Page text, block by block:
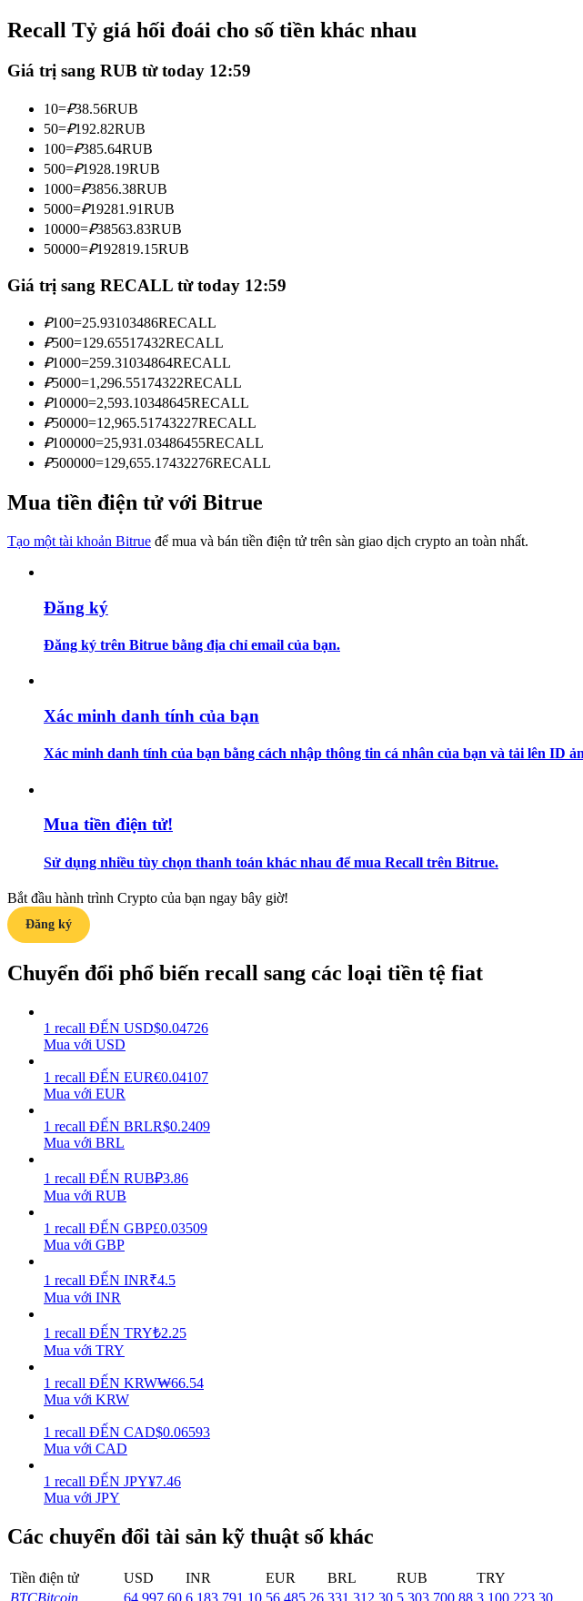
Sao chép Giao dịch
Tham gia cùng các nhà giao dịch hàng đầu
Trở thành Nhà giao dịch Sao chép
Tận hưởng chia sẻ lợi nhuận và hoa hồng giao dịch sao chép
Thông tin
Phân tích dữ liệu lớn bao gồm thông tin giao dịch, v.v.
Hướng dẫn
Hướng dẫn giao dịch Spot
Chiến lược giao dịch
Học cách duy trì lợi nhuận
Làm cho tài sản của bạn tăng giá trị đều đặn
Recall Tỷ giá hối đoái cho số tiền khác nhau
Giá trị sang RUB từ today 12:59
10=₽38.56RUB
50=₽192.82RUB
100=₽385.64RUB
500=₽1928.19RUB
1000=₽3856.38RUB
5000=₽19281.91RUB
10000=₽38563.83RUB
50000=₽192819.15RUB
Giá trị sang RECALL từ today 12:59
₽100=25.93103486RECALL
₽500=129.65517432RECALL
₽1000=259.31034864RECALL
₽5000=1,296.55174322RECALL
₽10000=2,593.10348645RECALL
₽50000=12,965.51743227RECALL
₽100000=25,931.03486455RECALL
₽500000=129,655.17432276RECALL
Mua tiền điện tử với Bitrue
Tạo một tài khoản Bitrue để mua và bán tiền điện tử trên sàn giao dịch crypto an toàn nhất.
Đăng ký
Đăng ký trên Bitrue bằng địa chỉ email của bạn.
Xác minh danh tính của bạn
Xác minh danh tính của bạn bằng cách nhập thông tin cá nhân của bạn và tải lên ID
Mua tiền điện tử!
Sử dụng nhiều tùy chọn thanh toán khác nhau để mua Recall trên Bitrue.
Bắt đầu hành trình Crypto của bạn ngay bây giờ!
Đăng ký
Chuyển đổi phổ biến recall sang các loại tiền tệ fiat
1 recall ĐẾN USD$0.04726
Mua với USD
1 recall ĐẾN EUR€0.04107
Mua với EUR
1 recall ĐẾN BRLR$0.2409
Mua với BRL
1 recall ĐẾN RUB₽3.86
Mua với RUB
1 recall ĐẾN GBP£0.03509
Mua với GBP
1 recall ĐẾN INR₹4.5
Mua với INR
1 recall ĐẾN TRY₺2.25
Mua với TRY
1 recall ĐẾN KRW₩66.54
Mua với KRW
1 recall ĐẾN CAD$0.06593
Mua với CAD
1 recall ĐẾN JPY¥7.46
Mua với JPY
Các chuyển đổi tài sản kỹ thuật số khác
Tiền điện tử USD INR EUR BRL RUB
TRY
BTCBitcoin 64,997.60 6,183,791.10 56,485.26 331,312.30 5,303,700.88 3,100,223.30